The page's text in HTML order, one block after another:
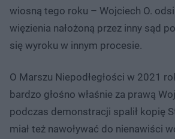
wiosną tego roku – Wojciech O.
więzienia nałożoną przez inny sąd
się wyroku w innym procesie.
O Marszu Niepodłegłości w 2021
bardzo głośno właśnie za prawą
podczas demonstracji spalił kopię
miał też nawoływać do nienawiści